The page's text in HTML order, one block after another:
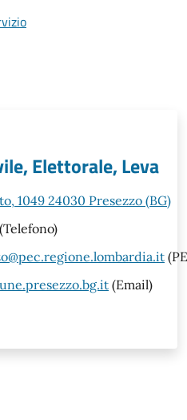
Elettorale, Leva
1049 24030 Presezzo (BG)
(Telefono)
(Email)